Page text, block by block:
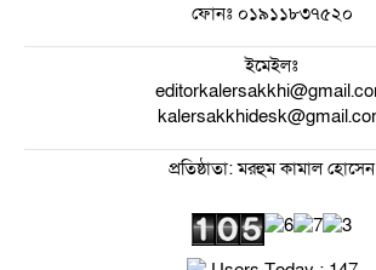
ফোনঃ০১৯১১৮৩৭৫২০
ইমেইলঃ
প্রতিষ্ঠাতা: মরহুম কামাল হোসেন